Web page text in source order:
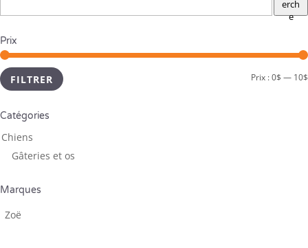
erch
e
Prix
FILTRER Prix :0$ — 10$
Catégories
Chiens
Gâteries et os ­
Marques
Zoë